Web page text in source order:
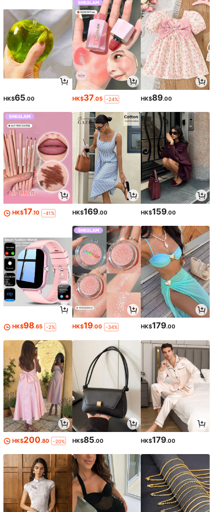
HK$65.00 HK$37.05 -24% HK$89.00
HK$17.10 -41% HK$169.00 HK$159.00
HK$98.65 -2% HK$19.00 -34% HK$179.00
HK$200.80 -20% HK$85.00 HK$179.00